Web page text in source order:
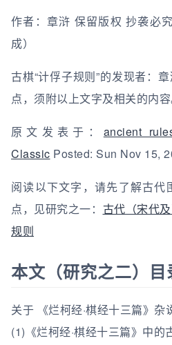
作者：章浒 保留版权 抄袭必
成）
古棋“计俘子规则”的发现者：
点，须附以上文字及相关的内容
原文发表于： ancient
Classic Posted: Sun Nov 15,
阅读以下文字，请先了解古代
点，见研究之一： 古代（宋代
规则
本文（研究之二）目
关于 《烂柯经·棋经十三篇》杂
(1)《烂柯经·棋经十三篇》中的